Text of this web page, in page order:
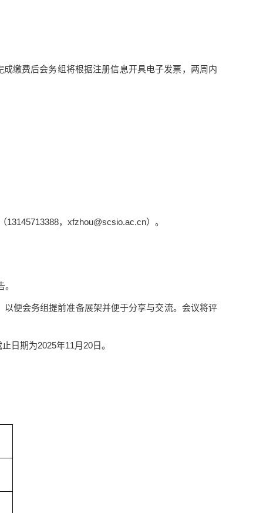
缴费后会务组将根据注册信息开具电子发票，两周内
，xfzhou@scsio.ac.cn）。
便会务组提前准备展架并便于分享与交流。会议将评
日期为2025年11月20日。